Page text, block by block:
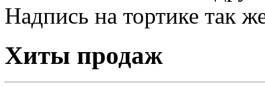
Надпись на тортике так
Хиты продаж